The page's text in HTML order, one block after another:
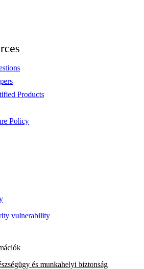
Products
Policy
vulnerability
és munkahelyi biztonság